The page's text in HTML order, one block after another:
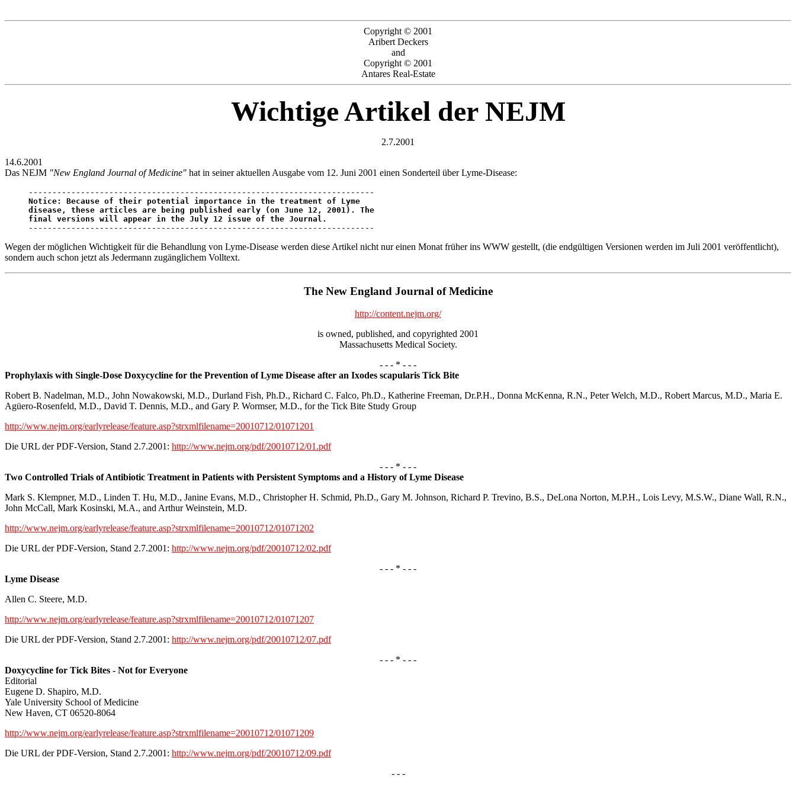
Copyright © 2001
Aribert Deckers
and
Copyright © 2001
Antares Real-Estate
Wichtige Artikel der NEJM
2.7.2001
14.6.2001
Das NEJM "New England Journal of Medicine" hat in seiner aktuellen Ausgabe vom 12. Juni 2001 einen Sonderteil über Lyme-Disease:
Notice: Because of their potential importance in the treatment of Lyme
disease, these articles are being published early (on June 12, 2001). The
final versions will appear in the July 12 issue of the Journal.
-------------------------------------------------------------------------
Wegen der möglichen Wichtigkeit für die Behandlung von Lyme-Disease werden diese Artikel nicht nur einen Monat früher ins WWW gestellt, (die endgültigen Versionen werden im Juli 2001 veröffentlicht),
sondern auch schon jetzt als Jedermann zugänglichem Volltext.
The New England Journal of Medicine
http://content.nejm.org/
is owned, published, and copyrighted 2001
Massachusetts Medical Society.
- - - * - - -
Prophylaxis with Single-Dose Doxycycline for the Prevention of Lyme Disease after an Ixodes scapularis Tick Bite
Robert B. Nadelman, M.D., John Nowakowski, M.D., Durland Fish, Ph.D., Richard C. Falco, Ph.D., Katherine Freeman, Dr.P.H., Donna McKenna, R.N., Peter Welch, M.D., Robert Marcus, M.D., Maria E.
Agüero-Rosenfeld, M.D., David T. Dennis, M.D., and Gary P. Wormser, M.D., for the Tick Bite Study Group
http://www.nejm.org/earlyrelease/feature.asp?strxmlfilename=20010712/01071201
Die URL der PDF-Version, Stand 2.7.2001: http://www.nejm.org/pdf/20010712/01.pdf
- - - * - - -
Two Controlled Trials of Antibiotic Treatment in Patients with Persistent Symptoms and a History of Lyme Disease
Mark S. Klempner, M.D., Linden T. Hu, M.D., Janine Evans, M.D., Christopher H. Schmid, Ph.D., Gary M. Johnson, Richard P. Trevino, B.S., DeLona Norton, M.P.H., Lois Levy, M.S.W., Diane Wall, R.N.,
John McCall, Mark Kosinski, M.A., and Arthur Weinstein, M.D.
http://www.nejm.org/earlyrelease/feature.asp?strxmlfilename=20010712/01071202
Die URL der PDF-Version, Stand 2.7.2001: http://www.nejm.org/pdf/20010712/02.pdf
- - - * - - -
Lyme Disease
Allen C. Steere, M.D.
http://www.nejm.org/earlyrelease/feature.asp?strxmlfilename=20010712/01071207
Die URL der PDF-Version, Stand 2.7.2001: http://www.nejm.org/pdf/20010712/07.pdf
- - - * - - -
Doxycycline for Tick Bites - Not for Everyone
Editorial
Eugene D. Shapiro, M.D.
Yale University School of Medicine
New Haven, CT 06520-8064
http://www.nejm.org/earlyrelease/feature.asp?strxmlfilename=20010712/01071209
Die URL der PDF-Version, Stand 2.7.2001: http://www.nejm.org/pdf/20010712/09.pdf
- - -